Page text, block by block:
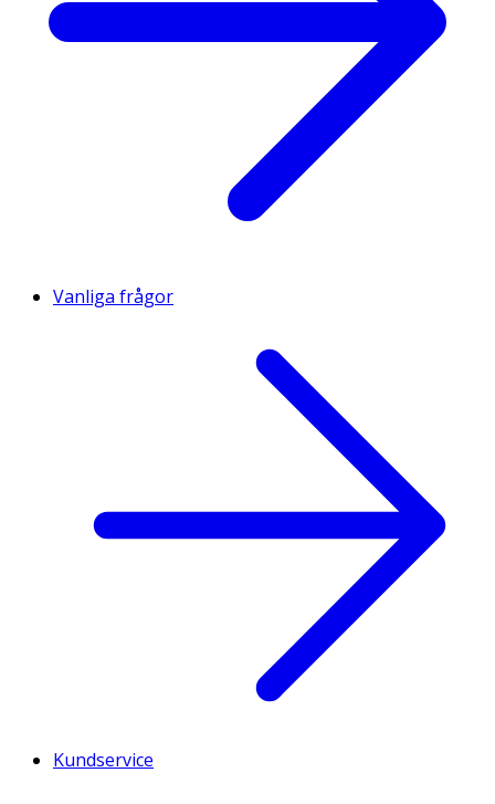
Vanliga frågor
Kundservice